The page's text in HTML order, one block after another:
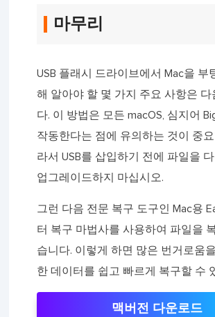
마무리
USB 플래시 드라이브에서 Mac을 부
해 알아야 할 몇 가지 주요 사항은 다
다. 이 방법은 모든 macOS, 심지어
작동한다는 점에 유의하는 것이 중
라서 USB를 삽입하기 전에 파일을
업그레이드하지 마십시오.
그런 다음 전문 복구 도구인 Mac용
터 복구 마법사를 사용하여 파일을
습니다. 이렇게 하면 많은 번거로움
한 데이터를 쉽고 빠르게 복구할 수
맥버전 다운로드